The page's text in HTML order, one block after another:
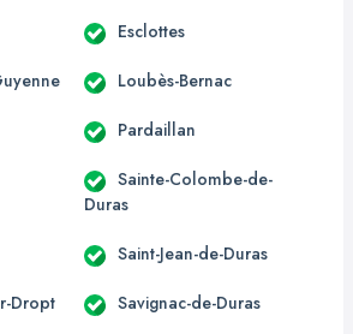
Esclottes
Loubès-Bernac
Pardaillan
Sainte-Colombe-de-
Duras
Saint-Jean-de-Duras
Dropt Savignac-de-Duras